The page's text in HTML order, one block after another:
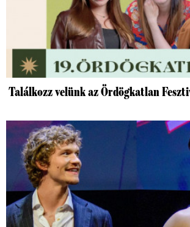
Találkozz velünk az Ördögkatlan